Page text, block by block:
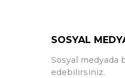
SOSYAL
Sosyal medyada
edebilirsiniz.